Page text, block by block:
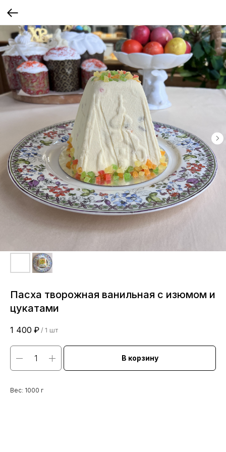
Пасха творожная ванильная с изюмом и
цукатами
1 400 ₽ / 1 шт
В корзину
Вес: 1000 г